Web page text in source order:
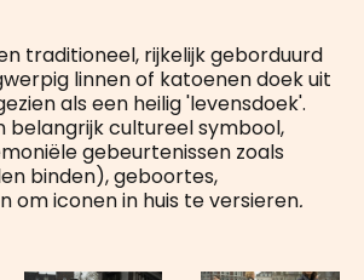
traditioneel, rijkelijk geborduurd
linnen of katoenen doek uit
als een heilig 'levensdoek'.
belangrijk cultureel symbool,
gebeurtenissen zoals
binden), geboortes,
om iconen in huis te versieren.